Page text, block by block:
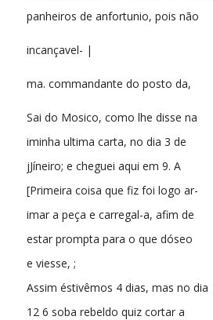
panheiros de anfortunio, pois não
incançavel- |
ma. commandante do posto da,
Sai do Mosico, como lhe disse na
iminha ultima carta, no dia 3 de
jJíneiro; e cheguei aqui em 9. A
[Primeira coisa que fiz foi logo ar-
imar a peça e carregal-a, afim de
estar prompta para o que dóseo
e viesse, ;
Assim éstivêmos 4 dias, mas no dia
12 6 soba rebeldo quiz cortar a